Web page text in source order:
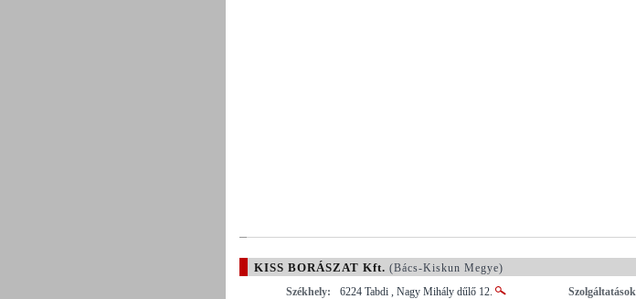
KISS BORÁSZAT Kft. (Bács-Kiskun Megye)
Székhely:
6224 Tabdi , Nagy Mihály dűlő 12.
Szolgáltatások